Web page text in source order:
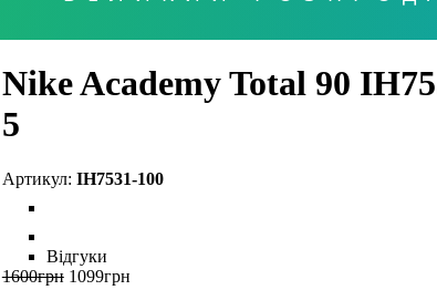
Nike Academy Total 90
5
IH7531-100
Відгуки
1600грн 1099грн